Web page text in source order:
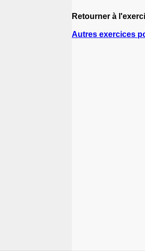
Retourner à
Autres exercices